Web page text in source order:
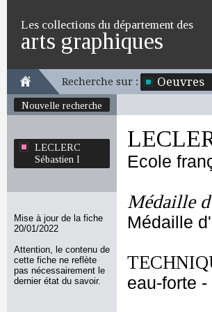
Les collections du département des
arts graphiques
Recherche sur : Oeuvres
Nouvelle recherche
LECLERC
Sébastien I
Mise à jour de la fiche
20/01/2022
Attention, le contenu de
cette fiche ne reflète
pas nécessairement le
dernier état du savoir.
Ecole
Médaille
Médaille
eau-forte -